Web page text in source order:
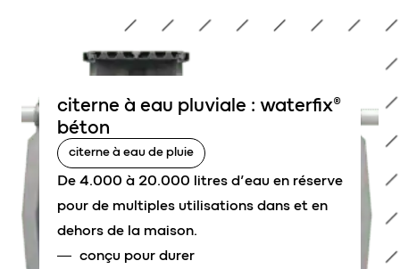
citerne à eau pluviale : waterfix®
béton
citerne à eau de pluie
De 4.000 à 20.000 litres d’eau en réserve
pour de multiples utilisations dans et en
dehors de la maison.
conçu pour durer